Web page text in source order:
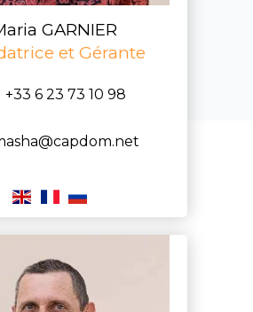
GARNIER
et Gérante
+33 6 23 73 10 98